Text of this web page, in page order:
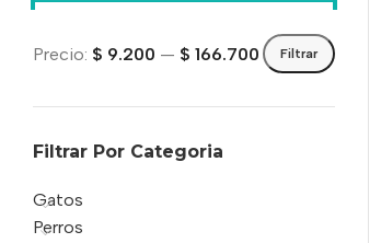
Filtrar
Precio: $ 9.200 — $ 166.700
Filtrar Por Categoria
Gatos
Perros